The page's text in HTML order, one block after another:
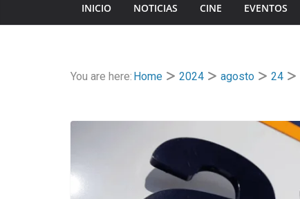
INICIO NOTICIAS CINE EVENTOS
You are here: Home 2024 agosto 24